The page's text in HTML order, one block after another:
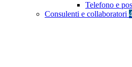
Telefono e
Consulenti e collaboratori